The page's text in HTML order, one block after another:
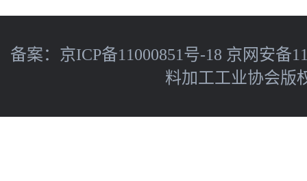
备案： 京ICP备11000851号-18 京网安备
料加工工业协会版